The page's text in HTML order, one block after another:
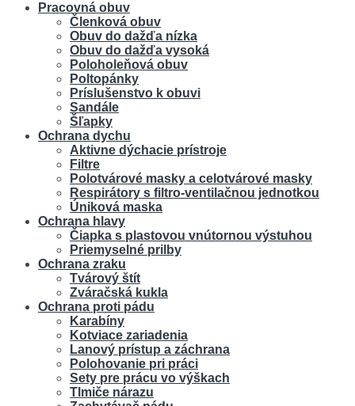
Pracovná obuv
Členková obuv
Obuv do dažďa nízka
Obuv do dažďa vysoká
Poloholeňová obuv
Poltopánky
Príslušenstvo k obuvi
Sandále
Šľapky
Ochrana dychu
Aktivne dýchacie prístroje
Filtre
Polotvárové masky a celotvárové masky
Respirátory s filtro-ventilačnou jednotkou
Úniková maska
Ochrana hlavy
Čiapka s plastovou vnútornou výstuhou
Priemyselné prilby
Ochrana zraku
Tvárový štít
Zváračská kukla
Ochrana proti pádu
Karabíny
Kotviace zariadenia
Lanový prístup a záchrana
Polohovanie pri práci
Sety pre prácu vo výškach
Tlmiče nárazu